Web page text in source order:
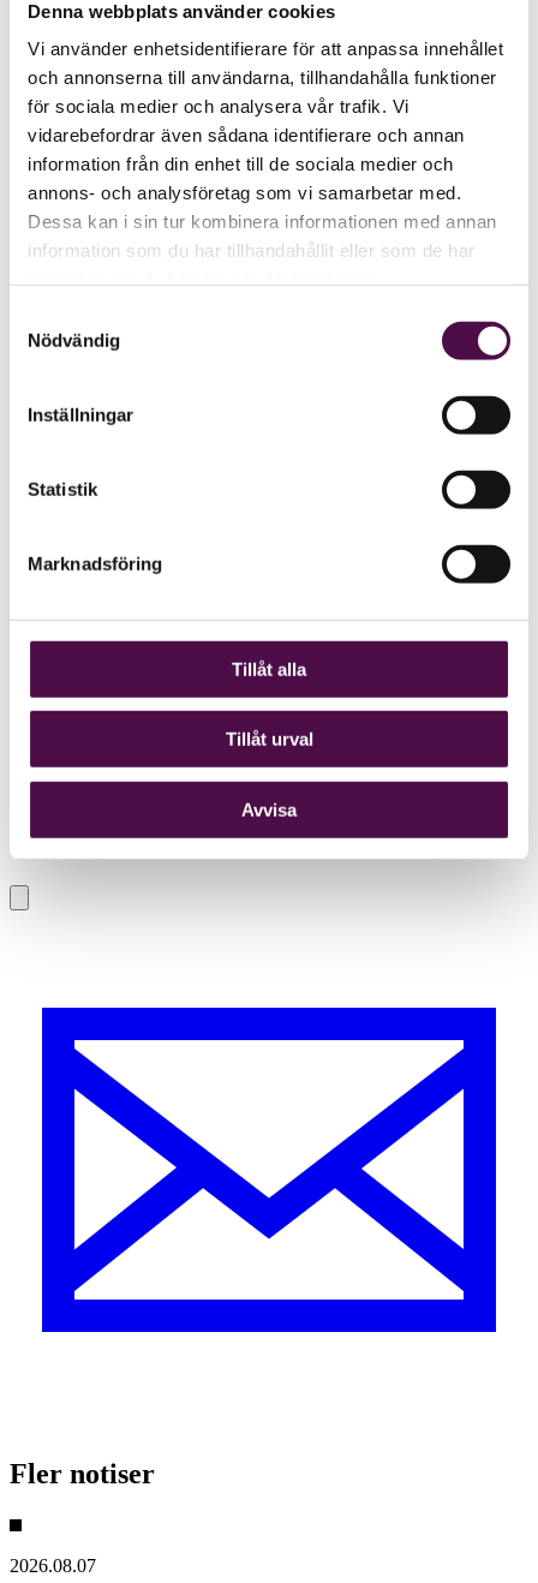
Denna webbplats använder cookies
Vi använder enhetsidentifierare för att anpassa innehållet
och annonserna till användarna, tillhandahålla funktioner
för sociala medier och analysera vår trafik. Vi
vidarebefordrar även sådana identifierare och annan
information från din enhet till de sociala medier och
annons- och analysföretag som vi samarbetar med.
Dessa kan i sin tur kombinera informationen med annan
information som du har tillhandahållit eller som de har
Nödvändig
Inställningar
Statistik
Marknadsföring
Tillåt alla
Tillåt urval
Avvisa
Fler notiser
2026.08.07